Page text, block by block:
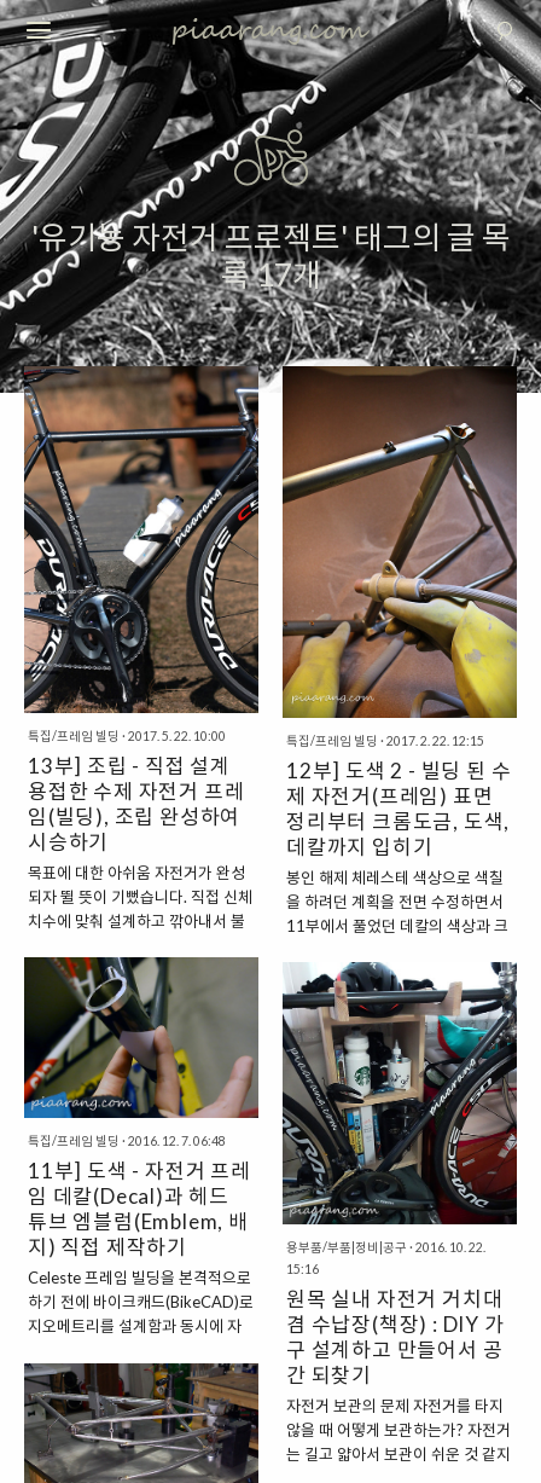
'유기농 자전거 프로젝트' 태그의 글 목
록 17개
특집/프레임 빌딩 · 2017. 5. 22. 10:00
13부] 조립 - 직접 설계
용접한 수제 자전거 프레
임(빌딩), 조립 완성하여
시승하기
목표에 대한 아쉬움 자전거가 완성
되자 뛸 뜻이 기뻤습니다. 직접 신체
치수에 맞춰 설계하고 깎아내서 불
렇게 멋스러울지 기대하지 않았었
으니까요. 사실, 1부 프롤로그 편에
서의 꿈은 상당히 원대했습니다. 국
토종주를 하고 프레임 빌딩 이야기
가 포함된 여행기를 출간해보고 싶
었죠. 물론 지금 그 목표들이 중단된
것은 아닙니다. 그저 차근차근 천천
히 한 발짝씩 내디디고 있을 뿐이라
고 생각합니다. 자전거가 완성되고
한 달도 안되 캐나다로 날아가 함께
지냈습니다. 사실 자전거가 프레임
을 설계하면서 머릿속으로 그렸던
그림대로 완성된 것은 아닙니다. 톱
튜브가 1.5의 경사가 생기기도 했
고, 부품의 구성 역시 달라졌죠. 처
음 빌딩을 할 때만 해도 정통 클래식
특집/프레임 빌딩 · 2017. 2. 22. 12:15
12부] 도색 2 - 빌딩 된 수
제 자전거(프레임) 표면
정리부터 크롬도금, 도색,
데칼까지 입히기
봉인 해제 체레스테 색상으로 색칠
을 하려던 계획을 전면 수정하면서
11부에서 풀었던 데칼의 색상과 크
변화도 있었습니다. 바로 크롬 마감
을 하기로 마음먹은 것이죠. 클래식
로드 사이클(로드바이크)의 멋을 한
층 살리기 위해 러그도 함께 도색하
는 것이 아닌 크롬으로 살리는 방식
을 취했습니다. 피아랑의 유기농 자
전거 프로젝트 프롤로그 편에서 썼
습니다. “직접 도색을 배워서 하겠
다.”라고 하지만, 시간이 허락하질
못했습니다. 물론, 그만큼 간절히 하
고 싶었다면 없던 시간도 만들어서
했겠죠. 어쨌든 도색과정에서는 데
칼 만들기와 마스킹 작업을 직업 참
여한 데에 의의를 두고 있습니다. 제
가 참여한 결과가 좋든 나쁘든 시간
과 노력이 든 만큼 애착은 커졌으니
말이죠. 제가 도색 전문가는 ..
특집/프레임 빌딩 · 2016. 12. 7. 06:48
11부] 도색 - 자전거 프레
임 데칼(Decal)과 헤드
튜브 엠블럼(Emblem, 배
지) 직접 제작하기
Celeste 프레임 빌딩을 본격적으로
하기 전에 바이크캐드(BikeCAD)로
지오메트리를 설계함과 동시에 자
등을 가상으로 적용해 보았습니다.
자전거에 처음 입문했을 때부터 타
고 싶었던 브랜드가 하나 있었습니
다. 이탈리아의 비앙키(Bianchi)인
데요, 마치 자동차 애호가들이 페라
용부품/부품|정비|공구 · 2016. 10. 22.
15:16
원목 실내 자전거 거치대
겸 수납장(책장) : DIY 가
구 설계하고 만들어서 공
간 되찾기
자전거 보관의 문제 자전거를 타지
않을 때 어떻게 보관하는가? 자전거
는 길고 얇아서 보관이 쉬운 것 같지